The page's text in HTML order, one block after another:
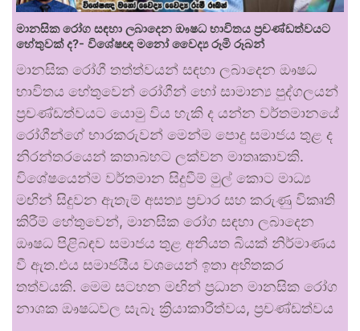
මානසික රෝග සඳහා ලබාදෙන ඖෂධ භාවිතය ප්‍රචණ්ඩත්වයට
හේතුවක් ද?- විශේෂඥ මනෝ වෛද්‍ය රූමි රූබන්
මානසික රෝගී තත්ත්වයන් සඳහා ලබාදෙන ඖෂධ
භාවිතය හේතුවෙන් රෝගීන් හෝ සාමාන්‍ය පුද්ගලයන්
ප්‍රචණ්ඩත්වයට යොමු විය හැකි ද යන්න වර්තමානයේ
රෝගීන්ගේ භාරකරුවන් මෙන්ම පොදු සමාජය තුළ ද
නිරන්තරයෙන් කතාබහට ලක්වන මාතෘකාවකි.
විශේෂයෙන්ම වර්තමාන සිදුවීම් මුල් කොට මාධ්‍ය
මඟින් සිදුවන ඇතැම් අසත්‍ය ප්‍රචාර සහ කරුණු විකෘති
කිරීම් හේතුවෙන්, මානසික රෝග සඳහා ලබාදෙන
ඖෂධ පිළිබඳව සමාජය තුළ අනියත බියක් නිර්මාණය
වී ඇත.එය සමාජයීය වශයෙන් ඉතා අහිතකර
තත්වයකි. මෙම සටහන මඟින් ප්‍රධාන මානසික රෝග
නාශක ඖෂධවල සැබෑ ක්‍රියාකාරීත්වය, ප්‍රචණ්ඩත්වය